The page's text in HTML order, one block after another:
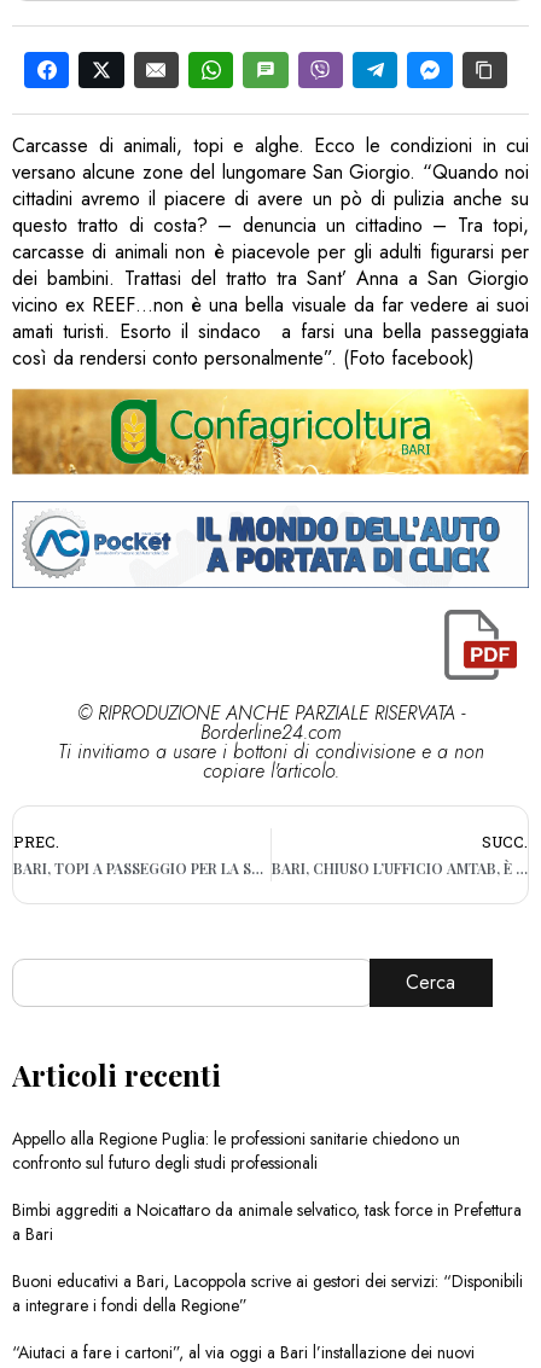
Carcasse di animali, topi e alghe. Ecco le condizioni in cui
versano alcune zone del lungomare San Giorgio. “Quando noi
cittadini avremo il piacere di avere un pò di pulizia anche su
questo tratto di costa? – denuncia un cittadino – Tra topi,
carcasse di animali non è piacevole per gli adulti figurarsi per
dei bambini. Trattasi del tratto tra Sant’ Anna a San Giorgio
vicino ex REEF…non è una bella visuale da far vedere ai suoi
amati turisti. Esorto il sindaco a farsi una bella passeggiata
così da rendersi conto personalmente”. (Foto facebook)
© RIPRODUZIONE ANCHE PARZIALE RISERVATA -
Borderline24.com
Ti invitiamo a usare i bottoni di condivisione e a non
copiare l'articolo.
PREC.
BARI, TOPI A PASSEGGIO PER LA SPIAGGIA DI PANE E POMODORO
SUCC.
BARI, CHIUSO L’UFFICIO AMTAB, È PROTESTA: “NEANCHE UN CARTELLO”
Cerca
Articoli recenti
Appello alla Regione Puglia: le professioni sanitarie chiedono un
confronto sul futuro degli studi professionali
Bimbi aggrediti a Noicattaro da animale selvatico, task force in Prefettura
a Bari
Buoni educativi a Bari, Lacoppola scrive ai gestori dei servizi: “Disponibili
a integrare i fondi della Regione”
“Aiutaci a fare i cartoni”, al via oggi a Bari l’installazione dei nuovi